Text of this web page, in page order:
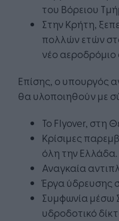
του Βόρειου
Στην Κρήτη,
πολλών ετών
νέο αεροδρόμιο
Επίσης, ο υπουργός
θα υλοποιηθούν με
Το Flyover, στη
Κρίσιμες
όλη την Ελλάδα.
Αναγκαία
Έργα ύδρευσης
Συμφωνία μέσω
υδροδοτικό